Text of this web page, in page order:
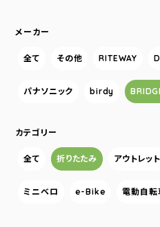
メーカー
全て その他 RITEWAY
パナソニック birdy
カテゴリー
全て 折りたたみ アウトレット
ミニベロ e-Bike 電動自転